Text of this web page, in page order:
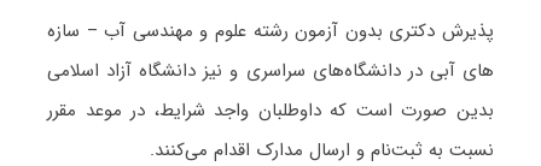
پذیرش دکتری بدون آزمون رشته علوم و مهندسی آب – سازه
‌های آبی در دانشگاه‌های سراسری و نیز دانشگاه آزاد اسلامی
بدین صورت است که داوطلبان واجد شرایط، در موعد مقرر
نسبت به ثبت‌نام و ارسال مدارک اقدام می‌کنند.